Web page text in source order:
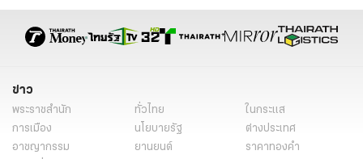
พปชร. บ้านประชารัฐ 360 องศา
ข่าว
พระราชสำนัก ทั่วไทย
ในกระแส
การเมือง
นโยบายรัฐ
ต่างประเทศ
อาชญากรรม
ยานยนต์
ราคาทองคำ